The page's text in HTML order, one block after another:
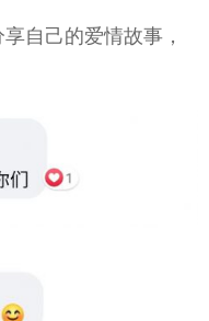
自己的爱情故事，